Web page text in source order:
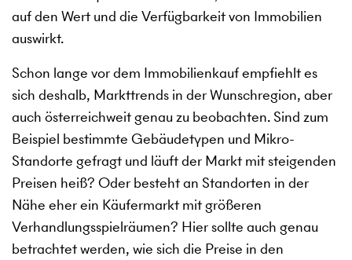
auf den Wert und die Verfügbarkeit von Immobilien
auswirkt.
Schon lange vor dem Immobilienkauf empfiehlt es
sich deshalb, Markttrends in der Wunschregion, aber
auch österreichweit genau zu beobachten. Sind zum
Beispiel bestimmte Gebäudetypen und Mikro-
Standorte gefragt und läuft der Markt mit steigenden
Preisen heiß? Oder besteht an Standorten in der
Nähe eher ein Käufermarkt mit größeren
Verhandlungsspielräumen? Hier sollte auch genau
betrachtet werden, wie sich die Preise in den